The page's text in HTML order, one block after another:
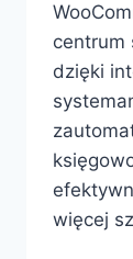
centrum
dzięki
więcej